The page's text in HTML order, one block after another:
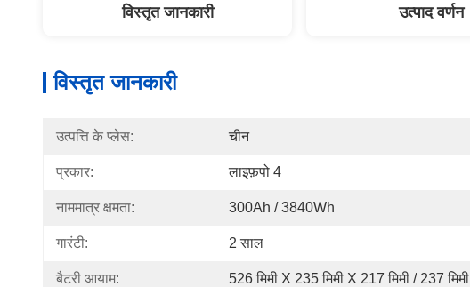
विस्तृत जानकारी उत्पाद वर्णन
विस्तृत जानकारी
उत्पत्ति के प्लेस: चीन
प्रकार: लाइफ़पो 4
नाममात्र क्षमता: 300Ah / 3840Wh
गारंटी: 2 साल
बैटरी आयाम: 526 मिमी X 235 मिमी X 217 मिमी / 237 मिमी